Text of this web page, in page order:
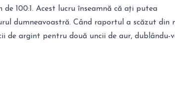
100:1. Acest lucru înseamnă că ați putea
dumneavoastră. Când raportul a scăzut din
de argint pentru două uncii de aur, dublându-